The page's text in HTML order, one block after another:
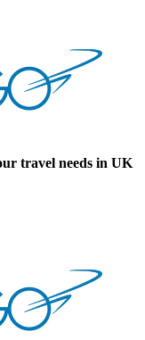
travel needs in UK